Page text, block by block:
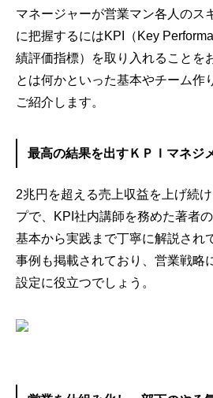
マネージャーが営業マン各人のス
に把握するにはKPI（Key
績評価指標）を取り入れることを
とは何かといった基本やチーム作
ご紹介します。
最高の結果を出すＫＰＩマネジ
2兆円を超える売上収益を上げ続
プで、KPI社内講師を務めた著者
基本から実践まで丁寧に解説され
事例も掲載されており、営業戦略
設定に役立つでしょう。